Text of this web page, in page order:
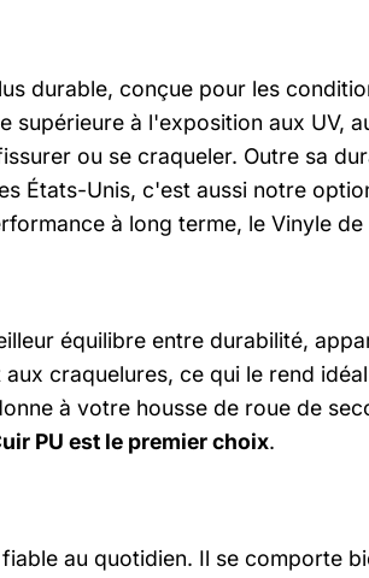
durable, conçue pour les
à l'exposition aux UV,
ou se craqueler. Outre sa
États-Unis, c'est aussi notre
à long terme, le Vinyle
équilibre entre durabilité,
craquelures, ce qui le rend
à votre housse de roue de
PU est le premier choix.
au quotidien. Il se comporte